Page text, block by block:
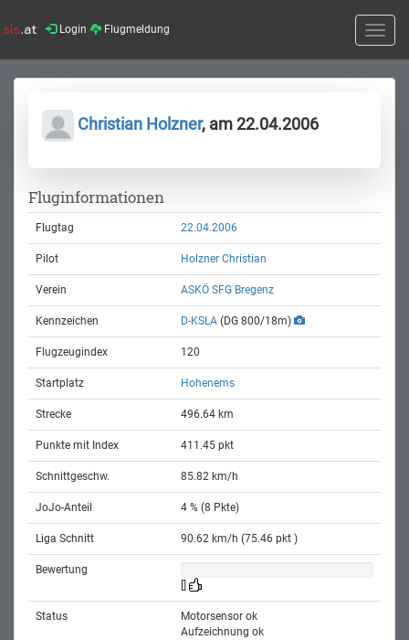
Login Flugmeldung
Toggle
Christian Holzner, am 22.04.2006
Fluginformationen
Flugtag 22.04.2006
Pilot Holzner Christian
Verein ASKÖ SFG Bregenz
Kennzeichen D-KSLA (DG 800/18m)
Flugzeugindex 120
Startplatz Hohenems
Strecke 496.64 km
Punkte mit Index 411.45 pkt
Schnittgeschw. 85.82 km/h
JoJo-Anteil 4 % (8 Pkte)
Liga Schnitt 90.62 km/h (75.46 pkt )
Bewertung
Status
Motorsensor ok
Aufzeichnung ok